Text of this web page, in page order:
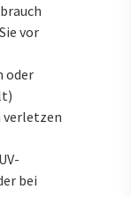
vor
oder
verletzen
bei